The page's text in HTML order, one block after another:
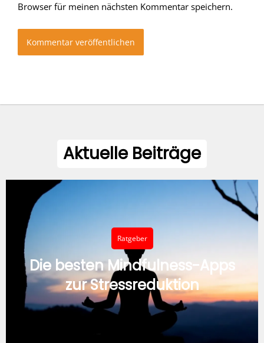
Browser für meinen nächsten Kommentar speichern.
Aktuelle Beiträge
Ratgeber
Die besten Mindfulness-Apps
zur Stressreduktion